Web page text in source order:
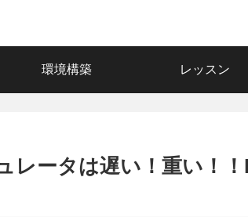
環境構築 レッスン
レータは遅い！重い！